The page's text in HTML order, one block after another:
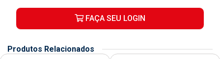
FAÇA SEU LOGIN
Produtos Relacionados